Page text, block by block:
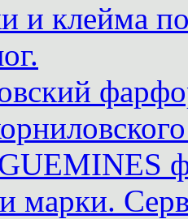
и клейма
марки.